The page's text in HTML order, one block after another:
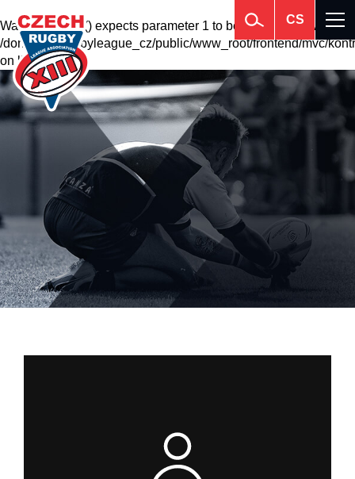
Warning: krsort() expects parameter 1 to be array, null given in
/domains2/rugbyleague_cz/public/www_root/frontend/mvc/
on line201
CS